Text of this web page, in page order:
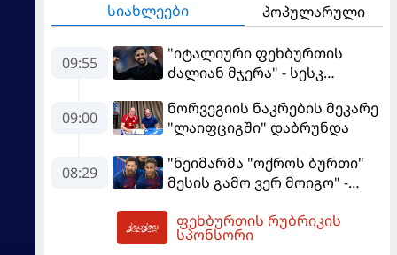
სიახლეები პოპულარული
09:55
"იტალიური ფეხბურთის
ძალიან მჯერა" - სესკ
09:00
ნორვეგიის ნაკრების მეკარე
"ლაიფციგში" დაბრუნდა
08:29
"ნეიმარმა "ოქროს ბურთი"
მესის გამო ვერ მოიგო" -
აგენტი
ფეხბურთის რუბრიკის
სპონსორი